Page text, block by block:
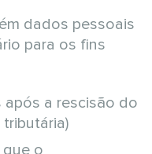
dados pessoais
para os fins
a rescisão do
que o